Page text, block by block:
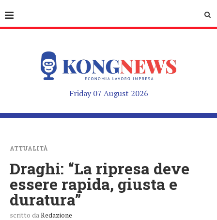
Friday 07 August 2026
ATTUALITÀ
Draghi: “La ripresa deve
essere rapida, giusta e
duratura”
scritto da Redazione